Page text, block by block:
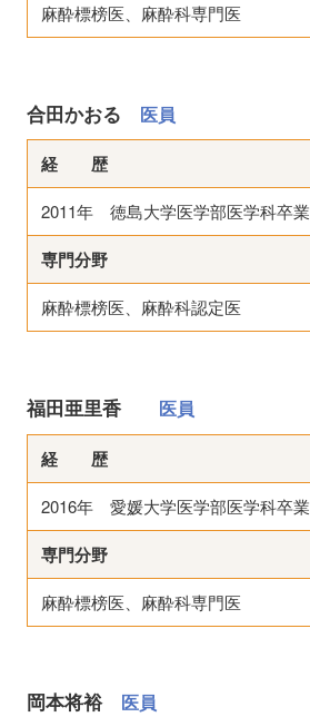
麻酔標榜医、麻酔科専門医
合田かおる 医員
経 歴
2011年 徳島大学医学部医学科卒業
専門分野
麻酔標榜医、麻酔科認定医
福田亜里香 医員
経 歴
2016年 愛媛大学医学部医学科卒業
専門分野
麻酔標榜医、麻酔科専門医
岡本将裕 医員